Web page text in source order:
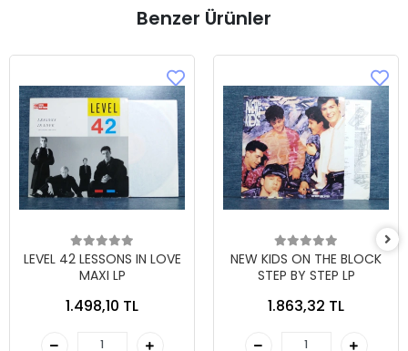
Benzer Ürünler
LEVEL 42 LESSONS IN LOVE
MAXI LP
1.498,10 TL
NEW KIDS ON THE BLOCK
STEP BY STEP LP
1.863,32 TL